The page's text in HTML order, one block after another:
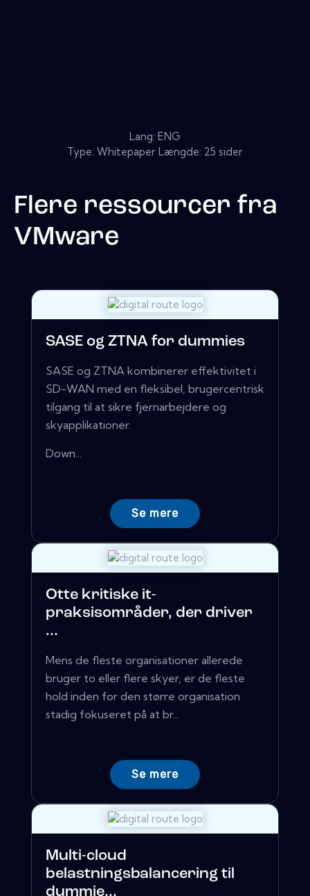
Lang: ENG
Type: Whitepaper Længde: 25 sider
Flere ressourcer fra
VMware
SASE og ZTNA for dummies
SASE og ZTNA kombinerer effektivitet i
SD-WAN med en fleksibel, brugercentrisk
tilgang til at sikre fjernarbejdere og
skyapplikationer.
Down...
Se mere
Otte kritiske it-
praksisområder, der driver
...
Mens de fleste organisationer allerede
bruger to eller flere skyer, er de fleste
hold inden for den større organisation
stadig fokuseret på at br...
Se mere
Multi-cloud
belastningsbalancering til
dummie...